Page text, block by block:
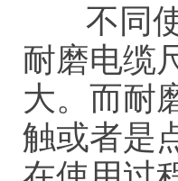
不同使
耐磨电缆
大。而耐
触或者是